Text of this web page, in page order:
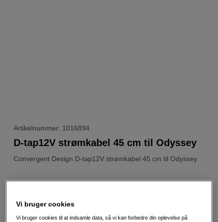
Artikelnummer: 1016894
Convergent Design D-tap12V strømkabel 45 cm til Odyssey
D-tap12V strømkabel 45 cm til Odyssey
København: Vis lagersaldo
Vi bruger cookies
Vi bruger cookies til at indsamle data, så vi kan forbedre din oplevelse på